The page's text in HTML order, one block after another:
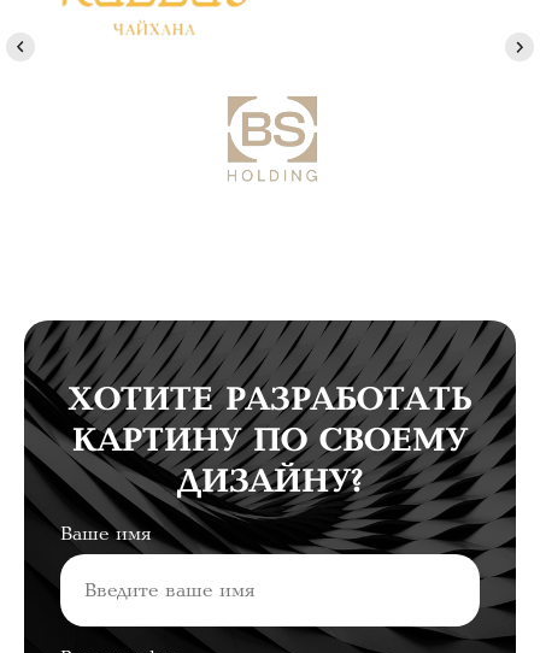
ХОТИТЕ РАЗРАБОТАТЬ
КАРТИНУ ПО СВОЕМУ
ДИЗАЙНУ?
Ваше имя